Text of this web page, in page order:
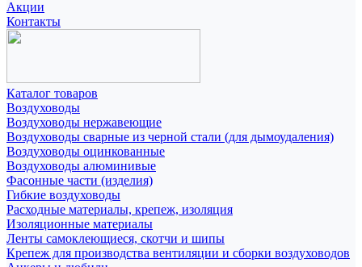
Акции
Контакты
Каталог товаров
Воздуховоды
Воздуховоды нержавеющие
Воздуховоды сварные из черной стали (для дымоудаления)
Воздуховоды оцинкованные
Воздуховоды алюминивые
Фасонные части (изделия)
Гибкие воздуховоды
Расходные материалы, крепеж, изоляция
Изоляционные материалы
Ленты самоклеющиеся, скотчи и шипы
Крепеж для производства вентиляции и сборки воздуховодов